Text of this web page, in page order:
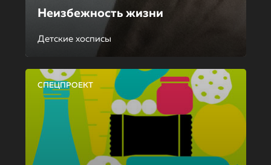
Неизбежность жизни
Детские хосписы
СПЕЦПРОЕКТ